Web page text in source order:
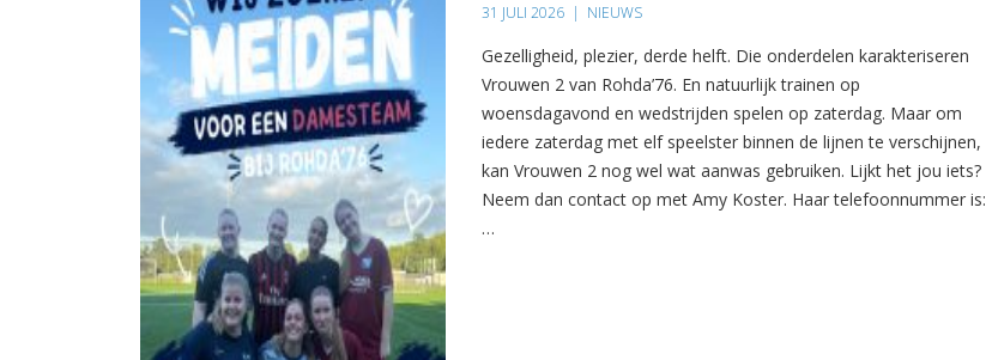
31 JULI 2026 | NIEUWS
Gezelligheid, plezier, derde helft. Die onderdelen karakteriseren
Vrouwen 2 van Rohda’76. En natuurlijk trainen op
woensdagavond en wedstrijden spelen op zaterdag. Maar om
iedere zaterdag met elf speelster binnen de lijnen te verschijnen,
kan Vrouwen 2 nog wel wat aanwas gebruiken. Lijkt het jou iets?
Neem dan contact op met Amy Koster. Haar telefoonnummer is:
…